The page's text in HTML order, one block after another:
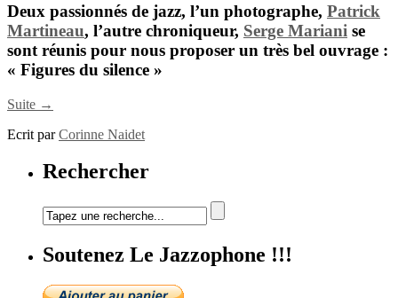
Deux passionnés de jazz, l’un photographe, Patrick
Martineau, l’autre chroniqueur, Serge Mariani se
sont réunis pour nous proposer un très bel ouvrage :
« Figures du silence »
Suite →
Ecrit parCorinne Naidet
Rechercher
Soutenez Le Jazzophone !!!